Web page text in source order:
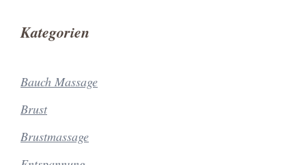
Kategorien
Bauch Massage
Brust
Brustmassage